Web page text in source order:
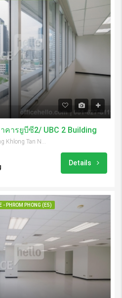
คารยูบีซี2/ UBC 2 Building
591 Sukhumvit 33 Alley, Khwaeng Khlong Tan Nuea, Khet Watthana, Krung Thep Maha Nakhon 10110, Thailand
Details
- PHROM PHONG (E5)